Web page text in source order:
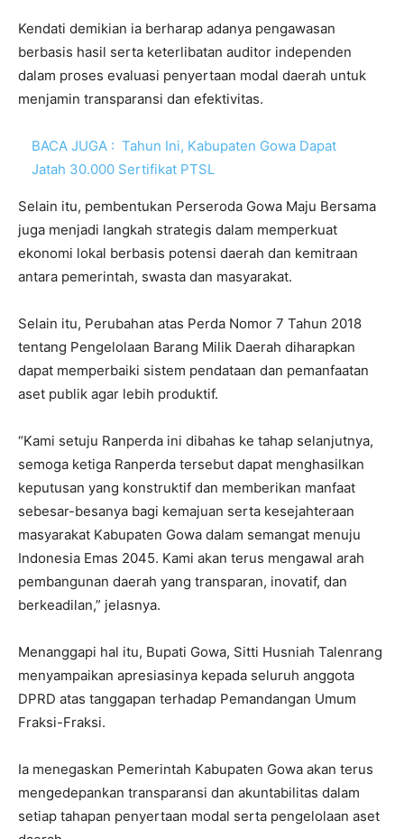
Kendati demikian ia berharap adanya pengawasan
berbasis hasil serta keterlibatan auditor independen
dalam proses evaluasi penyertaan modal daerah untuk
menjamin transparansi dan efektivitas.
BACA JUGA : Tahun Ini, Kabupaten Gowa Dapat
Jatah 30.000 Sertifikat PTSL
Selain itu, pembentukan Perseroda Gowa Maju Bersama
juga menjadi langkah strategis dalam memperkuat
ekonomi lokal berbasis potensi daerah dan kemitraan
antara pemerintah, swasta dan masyarakat.
Selain itu, Perubahan atas Perda Nomor 7 Tahun 2018
tentang Pengelolaan Barang Milik Daerah diharapkan
dapat memperbaiki sistem pendataan dan pemanfaatan
aset publik agar lebih produktif.
“Kami setuju Ranperda ini dibahas ke tahap selanjutnya,
semoga ketiga Ranperda tersebut dapat menghasilkan
keputusan yang konstruktif dan memberikan manfaat
sebesar-besanya bagi kemajuan serta kesejahteraan
masyarakat Kabupaten Gowa dalam semangat menuju
Indonesia Emas 2045. Kami akan terus mengawal arah
pembangunan daerah yang transparan, inovatif, dan
berkeadilan,” jelasnya.
Menanggapi hal itu, Bupati Gowa, Sitti Husniah Talenrang
menyampaikan apresiasinya kepada seluruh anggota
DPRD atas tanggapan terhadap Pemandangan Umum
Fraksi-Fraksi.
Ia menegaskan Pemerintah Kabupaten Gowa akan terus
mengedepankan transparansi dan akuntabilitas dalam
setiap tahapan penyertaan modal serta pengelolaan aset